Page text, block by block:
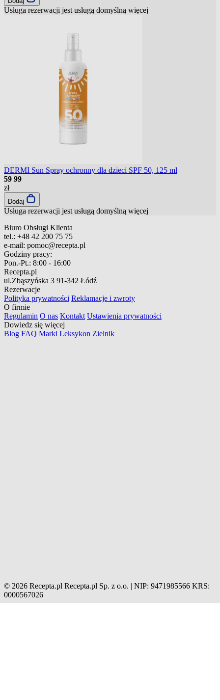
Usługa rezerwacji jest usługą domyślną więcej
DERMI Sun Spray ochronny dla dzieci SPF 50, 125 ml
59 99
zł
Dodaj
Usługa rezerwacji jest usługą domyślną więcej
Biuro Obsługi Klienta
tel.: +48 42 200 75 75
e-mail: pomoc@recepta.pl
Godziny pracy:
Pon.-Pt.: 8:00 - 16:00
Recepta.pl
ul.Zbąszyńska 3 91-342 Łódź
Rezerwacje
Polityka prywatności Reklamacje i zwroty
O firmie
Regulamin O nas Kontakt Ustawienia prywatności
Dowiedz się więcej
Blog FAQ Marki Leksykon Zielnik
© 2026 Recepta.pl Recepta.pl Sp. z o.o. | NIP: 9471985566 KRS:
0000567026